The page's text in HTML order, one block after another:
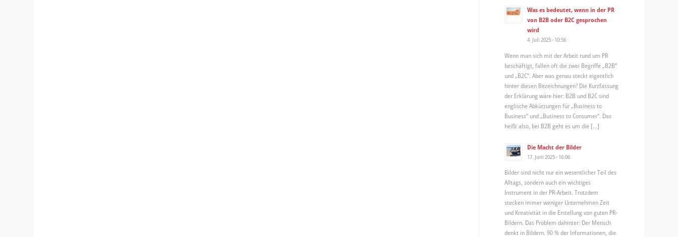
Was es bedeutet, wenn in der PR
von B2B oder B2C gesprochen
wird
4. Juli 2025 - 10:56
Wenn man sich mit der Arbeit rund um PR
beschäftigt, fallen oft die zwei Begriffe „B2B“
und „B2C“. Aber was genau steckt eigentlich
hinter diesen Bezeichnungen? Die Kurzfassung
der Erklärung wäre hier: B2B und B2C sind
englische Abkürzungen für „Business to
Business“ und „Business to Consumer“. Das
heißt also, bei B2B geht es um die […]
Die Macht der Bilder
17. Juni 2025 - 16:06
Bilder sind nicht nur ein wesentlicher Teil des
Alltags, sondern auch ein wichtiges
Instrument in der PR-Arbeit. Trotzdem
stecken immer weniger Unternehmen Zeit
und Kreativität in die Erstellung von guten PR-
Bildern. Das Problem dahinter: Der Mensch
denkt in Bildern. 90 % der Informationen, die